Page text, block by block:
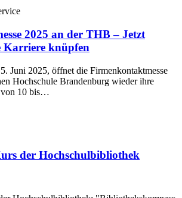
2025 an der THB – Jetzt
knüpfen
Juni 2025, öffnet die Firmenkontaktmesse
Hochschule Brandenburg wieder ihre
von 10 bis…
der Hochschulbibliothek